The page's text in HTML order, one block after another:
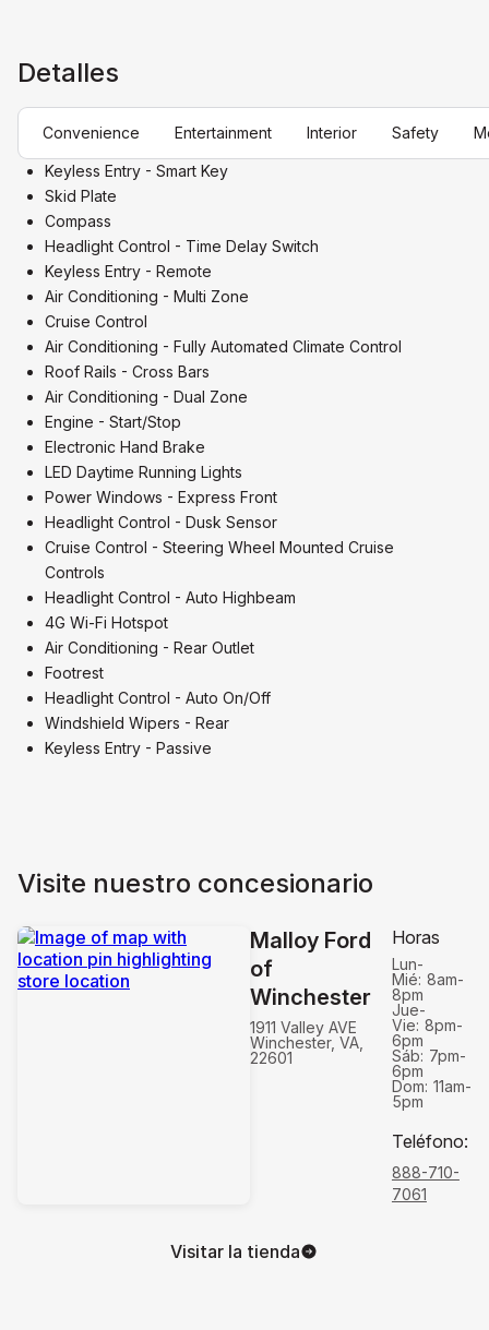
Detalles
Convenience Entertainment Interior Safety
Keyless Entry - Smart Key
Skid Plate
Compass
Headlight Control - Time Delay Switch
Keyless Entry - Remote
Air Conditioning - Multi Zone
Cruise Control
Air Conditioning - Fully Automated Climate Control
Roof Rails - Cross Bars
Air Conditioning - Dual Zone
Engine - Start/Stop
Electronic Hand Brake
LED Daytime Running Lights
Power Windows - Express Front
Headlight Control - Dusk Sensor
Cruise Control - Steering Wheel Mounted Cruise
Controls
Headlight Control - Auto Highbeam
4G Wi-Fi Hotspot
Air Conditioning - Rear Outlet
Footrest
Headlight Control - Auto On/Off
Windshield Wipers - Rear
Keyless Entry - Passive
Visite nuestro concesionario
Malloy Ford
of
Winchester
1911 Valley AVE
Winchester, VA,
22601
Horas
Lun-
Mié: 8am-
8pm
Jue-
Vie: 8pm-
6pm
Sáb: 7pm-
6pm
Dom: 11am-
5pm
Teléfono:
888-710-
7061
Visitar la tienda